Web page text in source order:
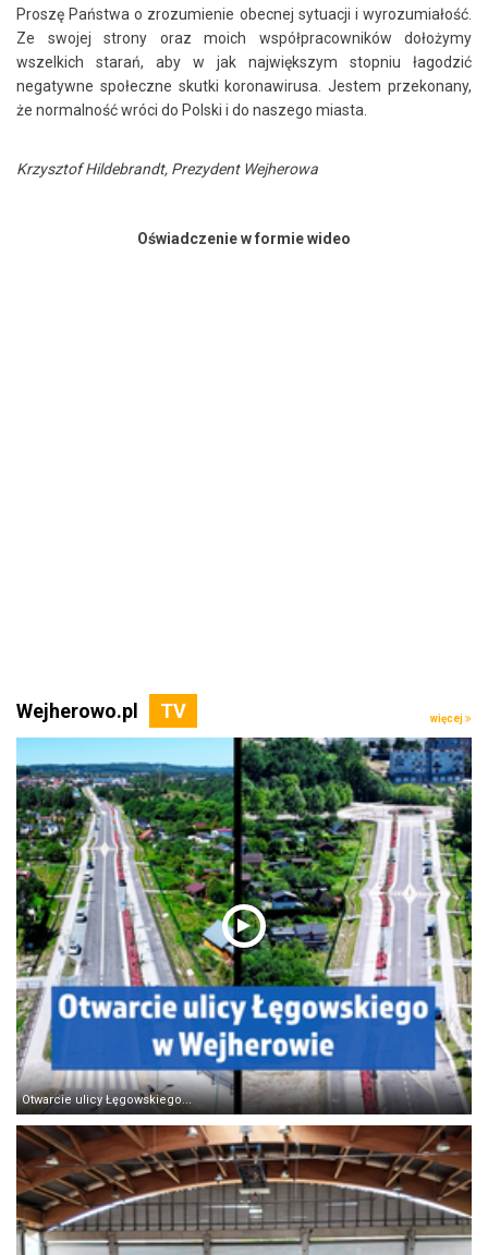
Proszę Państwa o zrozumienie obecnej sytuacji i wyrozumiałość.
Ze swojej strony oraz moich współpracowników dołożymy
wszelkich starań, aby w jak największym stopniu łagodzić
negatywne społeczne skutki koronawirusa. Jestem przekonany,
że normalność wróci do Polski i do naszego miasta.
Krzysztof Hildebrandt, Prezydent Wejherowa
Oświadczenie w formie wideo
Wejherowo.pl
Otwarcie ulicy Łęgowskiego...
więcej